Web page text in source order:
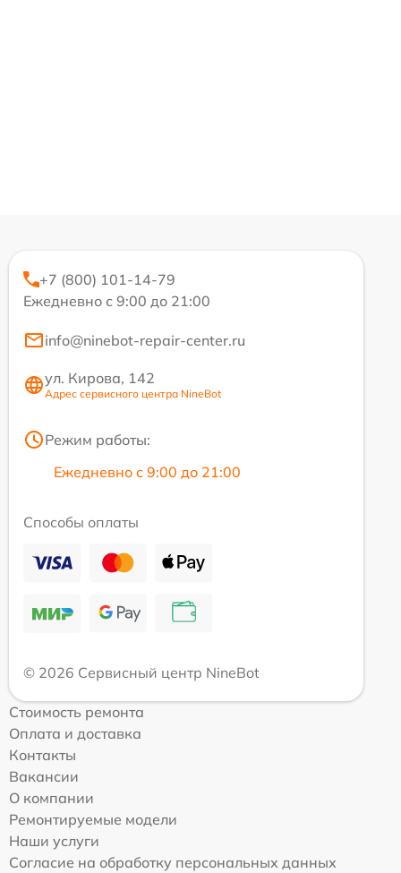
+7 (800) 101-14-79
Ежедневно с 9:00 до 21:00
info@ninebot-repair-center.ru
ул. Кирова, 142
Адрес сервисного центра NineBot
Режим работы:
Ежедневно с 9:00 до 21:00
Способы оплаты
© 2026 Сервисный центр NineBot
Стоимость ремонта
Оплата и доставка
Контакты
Вакансии
О компании
Ремонтируемые модели
Наши услуги
Согласие на обработку персональных данных